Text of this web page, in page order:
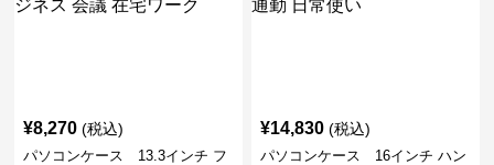
¥8,270 (税込)
パソコンケース 13.3インチ フ
¥14,830 (税込)
パソコンケース 16インチ ハン